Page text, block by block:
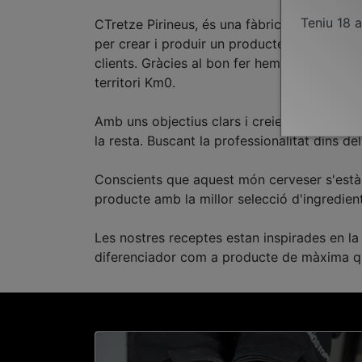
Teniu 18
CTretze Pirineus, és una fàbrica de
per crear i produir un producte de
clients. Gràcies al bon fer hem
territori Km0.
Amb uns objectius clars i creient que la
la resta. Buscant la professionalitat dins
Conscients que aquest món cerveser
producte amb la millor selecció
Les nostres receptes estan inspirades en
diferenciador com a producte de màxima